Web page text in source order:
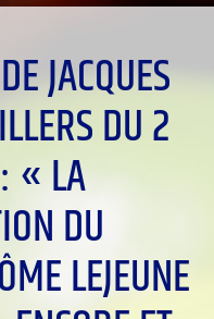
JACQUES
DU 2
« LA
DU
LEJEUNE